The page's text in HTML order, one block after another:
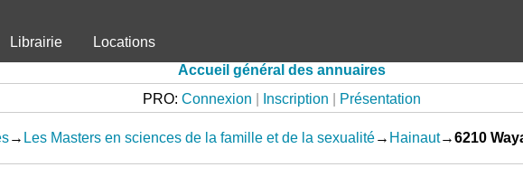
Librairie
Locations
Accueil général des annuaires
PRO: Connexion Inscription Présentation
→ Les Masters en sciences de la famille et de la sexualité→ Hainaut→6210